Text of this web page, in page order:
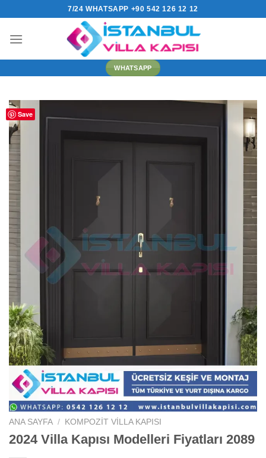
7/24 WHATSAPP +90 542 126 12 12
WHATSAPP
Save
ANA SAYFA / KOMPOZIT VILLA KAPISI
2024 Villa Kapısı Modelleri Fiyatları 2089